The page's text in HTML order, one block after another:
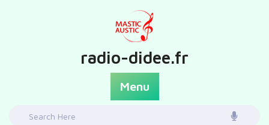
radio-didee.fr
Menu
Search